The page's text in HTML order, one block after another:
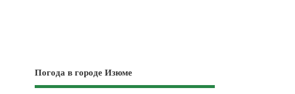
Погода в городе Изюме